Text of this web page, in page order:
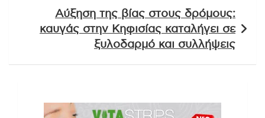
Αύξηση της βίας στους δρόμους:
καυγάς στην Κηφισίας καταλήγει σε
ξυλοδαρμό και συλλήψεις